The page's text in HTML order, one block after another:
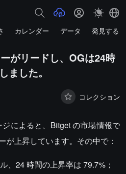
カレンダー データ 発見する
がリードし、OGは24時
ました。
コレクション
によると、Bitget の市場情報で
が上昇しています。その中で：
、24 時間の上昇率は 79.7%；